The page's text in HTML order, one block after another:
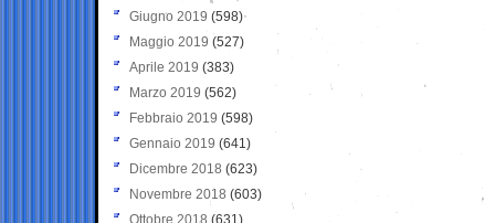
Giugno 2019 (598)
Maggio 2019 (527)
Aprile 2019 (383)
Marzo 2019 (562)
Febbraio 2019 (598)
Gennaio 2019 (641)
Dicembre 2018 (623)
Novembre 2018 (603)
Ottobre 2018 (631)